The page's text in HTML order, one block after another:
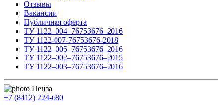
Отзывы
Вакансии
Публичная оферта
ТУ 1122–004–76753676–2016
ТУ 1122-007-76753676-2018
ТУ 1122–005–76753676–2016
ТУ 1122–002–76753676–2015
ТУ 1122–003–76753676–2016
Пенза
+7 (8412) 224-680